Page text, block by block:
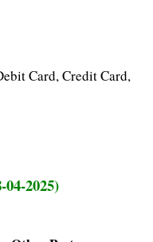
Card, Credit Card,
2025)